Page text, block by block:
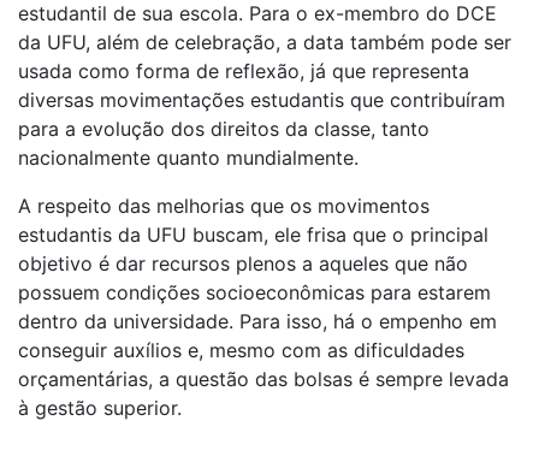
estudantil de sua escola. Para o ex-membro do DCE
da UFU, além de celebração, a data também pode ser
usada como forma de reflexão, já que representa
diversas movimentações estudantis que contribuíram
para a evolução dos direitos da classe, tanto
nacionalmente quanto mundialmente.
A respeito das melhorias que os movimentos
estudantis da UFU buscam, ele frisa que o principal
objetivo é dar recursos plenos a aqueles que não
possuem condições socioeconômicas para estarem
dentro da universidade. Para isso, há o empenho em
conseguir auxílios e, mesmo com as dificuldades
orçamentárias, a questão das bolsas é sempre levada
à gestão superior.